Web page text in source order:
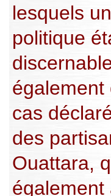
lesquels
politique
également
cas
des
Ouattara,
également